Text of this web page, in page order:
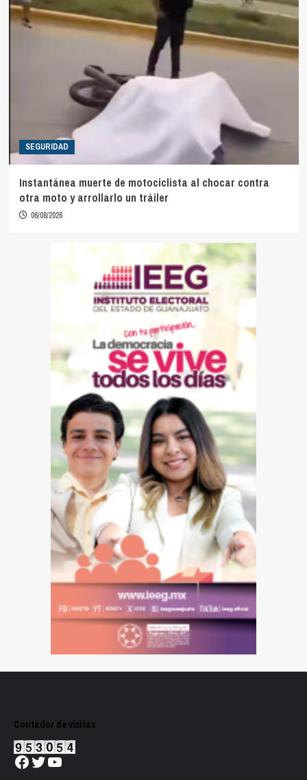
SEGURIDAD
Instantánea muerte de motociclista al chocar contra
otra moto y arrollarlo un tráiler
06/08/2026
Contador de visitas
Facebook
Twitter
YouTube